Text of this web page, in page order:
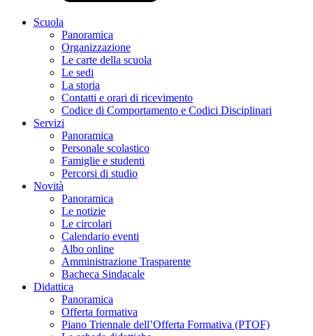
Scuola
Panoramica
Organizzazione
Le carte della scuola
Le sedi
La storia
Contatti e orari di ricevimento
Codice di Comportamento e Codici Disciplinari
Servizi
Panoramica
Personale scolastico
Famiglie e studenti
Percorsi di studio
Novità
Panoramica
Le notizie
Le circolari
Calendario eventi
Albo online
Amministrazione Trasparente
Bacheca Sindacale
Didattica
Panoramica
Offerta formativa
Piano Triennale dell’Offerta Formativa (PTOF)